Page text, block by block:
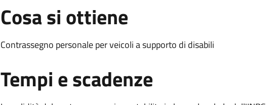
Cosa si ottiene
Contrassegno personale per veicoli a supporto di disabili
Tempi e scadenze